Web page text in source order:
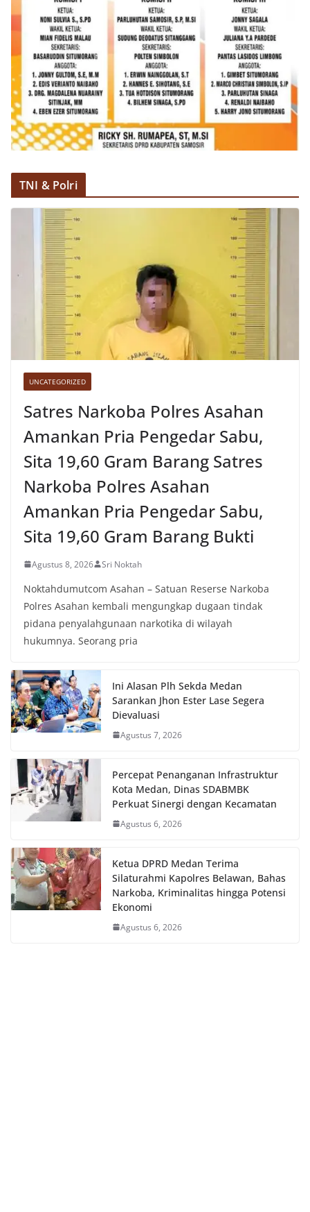
TNI & Polri
UNCATEGORIZED
Satres Narkoba Polres Asahan
Amankan Pria Pengedar Sabu,
Sita 19,60 Gram Barang Satres
Narkoba Polres Asahan
Amankan Pria Pengedar Sabu,
Sita 19,60 Gram Barang Bukti
Agustus 8, 2026 Sri Noktah
Noktahdumutcom Asahan – Satuan Reserse Narkoba
Polres Asahan kembali mengungkap dugaan tindak
pidana penyalahgunaan narkotika di wilayah
hukumnya. Seorang pria
Ini Alasan Plh Sekda Medan
Sarankan Jhon Ester Lase Segera
Dievaluasi
Agustus 7, 2026
Percepat Penanganan Infrastruktur
Kota Medan, Dinas SDABMBK
Perkuat Sinergi dengan Kecamatan
Agustus 6, 2026
Ketua DPRD Medan Terima
Silaturahmi Kapolres Belawan, Bahas
Narkoba, Kriminalitas hingga Potensi
Ekonomi
Agustus 6, 2026